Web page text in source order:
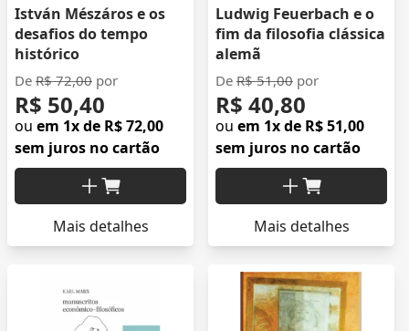
István Mészáros e os
desafios do tempo
histórico
De R$ 72,00 por
R$ 50,40
ou em 1x de R$ 72,00
sem juros no cartão
Mais detalhes
Ludwig Feuerbach e o
fim da filosofia clássica
alemã
De R$ 51,00 por
R$ 40,80
ou em 1x de R$ 51,00
sem juros no cartão
Mais detalhes